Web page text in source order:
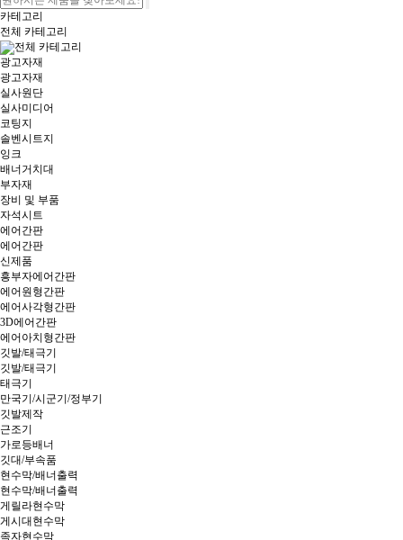
카테고리
전체 카테고리
전체 카테고리
광고자재
광고자재
실사원단
실사미디어
코팅지
솔벤시트지
잉크
배너거치대
부자재
장비 및 부품
자석시트
에어간판
에어간판
신제품
흥부자에어간판
에어원형간판
에어사각형간판
3D에어간판
에어아치형간판
깃발/태극기
깃발/태극기
태극기
만국기/시군기/정부기
깃발제작
근조기
가로등배너
깃대/부속품
현수막/배너출력
현수막/배너출력
게릴라현수막
게시대현수막
족자현수막